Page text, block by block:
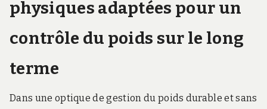
physiques adaptées pour un
contrôle du poids sur le long
terme
Dans une optique de gestion du poids durable et sans